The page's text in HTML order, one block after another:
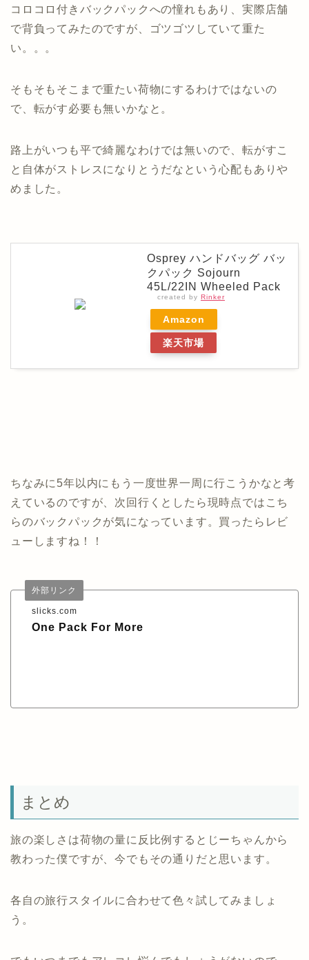
コロコロ付きバックパックへの憧れもあり、実際店舗
で背負ってみたのですが、ゴツゴツしていて重た
い。。。
そもそもそこまで重たい荷物にするわけではないの
で、転がす必要も無いかなと。
路上がいつも平で綺麗なわけでは無いので、転がすこ
と自体がストレスになりとうだなという心配もありや
めました。
Osprey ハンドバッグ バッ
クパック Sojourn
45L/22IN Wheeled Pack
created by Rinker
Amazon
楽天市場
ちなみに5年以内にもう一度世界一周に行こうかなと考
えているのですが、次回行くとしたら現時点ではこち
らのバックパックが気になっています。買ったらレビ
ューしますね！！
slicks.com
外部リンク
One Pack For More
まとめ
旅の楽しさは荷物の量に反比例するとじーちゃんから
教わった僕ですが、今でもその通りだと思います。
各自の旅行スタイルに合わせて色々試してみましょ
う。